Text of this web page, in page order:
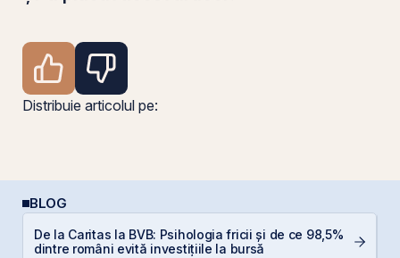
Distribuie articolul pe:
BLOG
De la Caritas la BVB: Psihologia fricii și de ce 98,5%
dintre români evită investițiile la bursă